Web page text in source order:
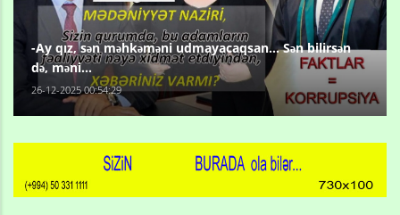
-Ay qız, sən məhkəməni udmayacaqsan... Sən bilirsən
də, məni...
26-12-2025 00:54:29